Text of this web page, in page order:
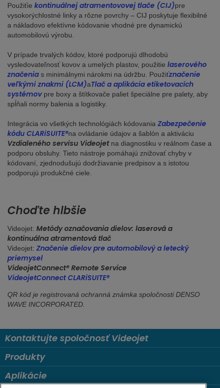
Použiťie kontinuálnej atramentovovej tlače (CIJ)pre
vysokorýchlostné linky a rôzne povrchy – CIJ poskytuje flexibilné
a nákladovo efektívne kódovanie vhodné pre dynamickú
automobilovú výrobu.
V prípade trvalých kódov, ktoré podporujú dlhodobú
vysledovateľnosť kovov a umelých plastov, použitie laserového
značenia s minimálnymi nárokmi na údržbu. Použiťznačenie
veľkými znakmi (LCM)aTlač a aplikácia etiketovacích
systémovpre boxy a štítkovače paliet špeciálne pre palety, aby
spĺňali normy balenia a logistiky.
Integrácia vo všetkých technológiách kódovania Zabezpečenie
kódu CLARiSUITE®na ovládanie údajov a šablón a aktiváciu
Vzdialeného servisu Videojetna diagnostiku v reálnom čase a
podporu obsluhy. Tieto nástroje pomáhajú znižovať chyby v
kódovaní, zjednodušujú dodržiavanie predpisov a s istotou
podporujú produkčné ciele.
Choďte hlbšie
Videojet: Metódy označovania dielov: laserová a
kontinuálna atramentová tlač
Videojet: Značenie dielov pre automobilový a letecký
priemysel
VideojetConnect® Remote Service
VideojetConnect CLARiSUITE®
QR kód je registrovaná ochranná známka spoločnosti DENSO
WAVE INCORPORATED.
Kontaktujte spoločnosť Videojet
Produkty
Aplikácie